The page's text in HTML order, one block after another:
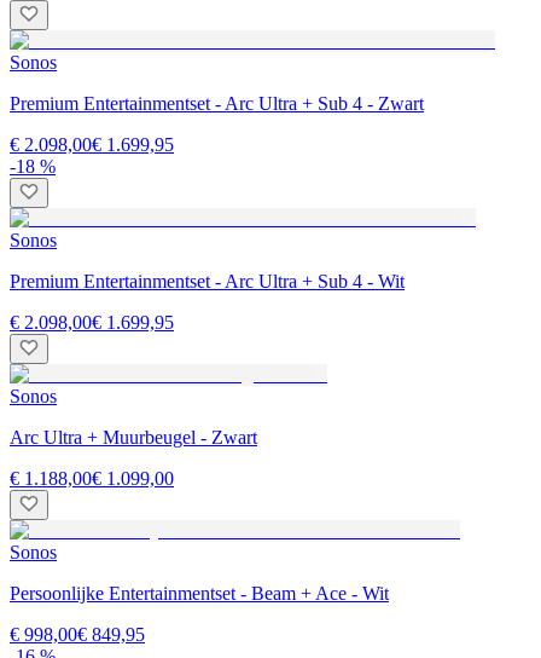
Sonos
Premium Entertainmentset - Arc Ultra + Sub 4 - Zwart
€ 2.098,00€ 1.699,95
-18 %
Sonos
Premium Entertainmentset - Arc Ultra + Sub 4 - Wit
€ 2.098,00€ 1.699,95
Sonos
Arc Ultra + Muurbeugel - Zwart
€ 1.188,00€ 1.099,00
Sonos
Persoonlijke Entertainmentset - Beam + Ace - Wit
€ 998,00€ 849,95